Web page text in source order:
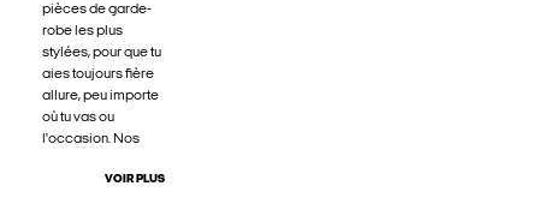
pièces de garde-
robe les plus
stylées, pour que tu
aies toujours fière
allure, peu importe
où tu vas ou
l'occasion. Nos
VOIR PLUS